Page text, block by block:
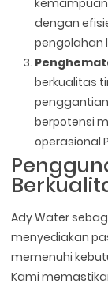
dengan
pengolahan
berkualitas
berpotensi
operasional
Ady Water
menyediakan
memenuhi
Kami